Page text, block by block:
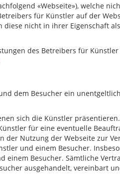
«Webseite»), welche
für Künstler auf der
diese nicht in ihrer Eigenschaft
des Betreibers für
dem Besucher ein
sich die Künstler
für eine eventuelle
Nutzung der Webseite zur
und einem Besucher.
Besucher. Sämtliche
ausgehandelt, vereinbart